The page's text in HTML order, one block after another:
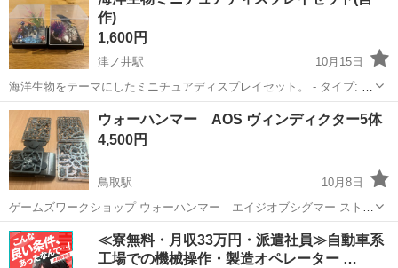
作)
1,600円
津ノ井駅
10月15日
海洋生物をテーマにしたミニチュアディスプレイセット。 - タイプ: ミ
ニチュアディスプレイ - テーマ: 海洋生物 - 素材: プラスチック、人工
植物 - 色: 青、紫、赤、緑 - サイズ: 約10cm x 10cm x ...
鳥取 鳥取市 模型、プラモデル ミニチュア
ウォーハンマー AOS ヴィンディクター5体
4,500円
鳥取駅
10月8日
ゲームズワークショップ ウォーハンマー エイジオブシグマー ストー
ムキャスト 他キットの購入特典で頂きましたが当方AOSをプレイしま
せんのでお譲りします。 画像の物のみで説明書等はありません。 AOS
のフリーミニチュア1体...
鳥取 鳥取市 鳥取駅 模型、プラモデル ウォーハンマー
≪寮無料・月収33万円・派遣社員≫自動車系
工場での機械操作・製造オペレーター …